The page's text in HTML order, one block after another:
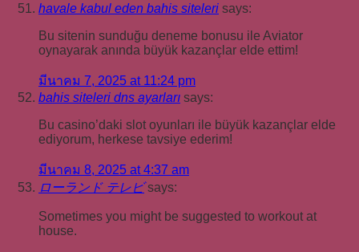
havale kabul eden bahis siteleri says:
Bu sitenin sunduğu deneme bonusu ile Aviator
oynayarak anında büyük kazançlar elde ettim!
มีนาคม 7, 2025 at 11:24 pm
bahis siteleri dns ayarları says:
Bu casino’daki slot oyunları ile büyük kazançlar elde
ediyorum, herkese tavsiye ederim!
มีนาคม 8, 2025 at 4:37 am
ローランド テレビ says:
Sometimes you might be suggested to workout at
house.